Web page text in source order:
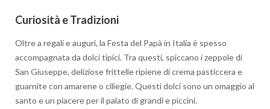
Curiosità e Tradizioni
Oltre a regali e auguri, la Festa del Papà in Italia è spesso
accompagnata da dolci tipici. Tra questi, spiccano i zeppole di
San Giuseppe, deliziose frittelle ripiene di crema pasticcera e
guarnite con amarene o ciliegie. Questi dolci sono un omaggio al
santo e un piacere per il palato di grandi e piccini.